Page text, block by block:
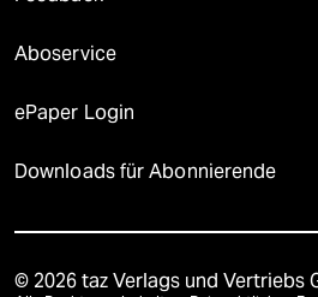
Aboservice
ePaper Login
Downloads für Abonnierende
© 2026 taz Verlags und Vertriebs